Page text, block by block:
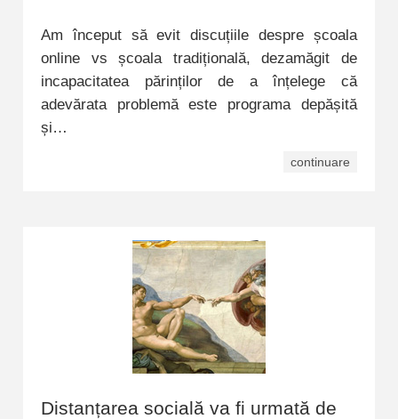
Am început să evit discuțiile despre școala
online vs școala tradițională, dezamăgit de
incapacitatea părinților de a înțelege că
adevărata problemă este programa depășită
și…
continuare
Distanțarea socială va fi urmată de